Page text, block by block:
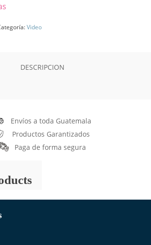
Video
DESCRIPCION
Envíos a toda Guatemala
Productos Garantizados
Paga de forma segura